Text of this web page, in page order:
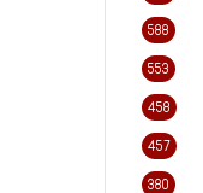
588
553
458
457
380